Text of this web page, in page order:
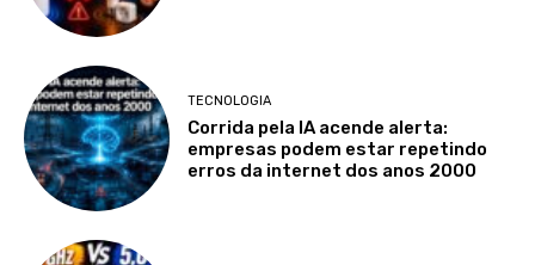
TECNOLOGIA
Corrida pela IA acende alerta:
empresas podem estar repetindo
erros da internet dos anos 2000